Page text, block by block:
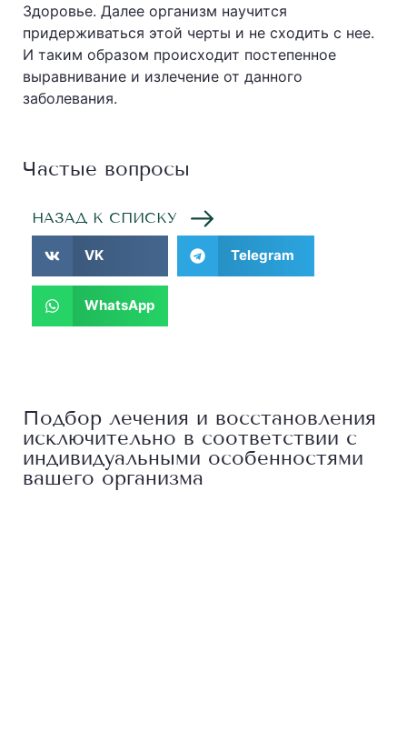
Здоровье. Далее организм научится
придерживаться этой черты и не сходить с нее.
И таким образом происходит постепенное
выравнивание и излечение от данного
заболевания.
Частые вопросы
НАЗАД К СПИСКУ
VK Telegram
WhatsApp
Подбор лечения и восстановления
исключительно в соответствии с
индивидуальными особенностями
вашего организма